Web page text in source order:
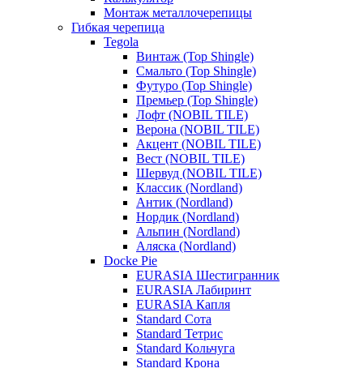
Монтаж металлочерепицы
Гибкая черепица
Tegola
Винтаж (Top Shingle)
Смальто (Top Shingle)
Футуро (Top Shingle)
Премьер (Top Shingle)
Лофт (NOBIL TILE)
Верона (NOBIL TILE)
Акцент (NOBIL TILE)
Вест (NOBIL TILE)
Шервуд (NOBIL TILE)
Классик (Nordland)
Антик (Nordland)
Нордик (Nordland)
Альпин (Nordland)
Аляска (Nordland)
Docke Pie
EURASIA Шестигранник
EURASIA Лабиринт
EURASIA Капля
Standard Сота
Standard Тетрис
Standard Кольчуга
Standard Крона